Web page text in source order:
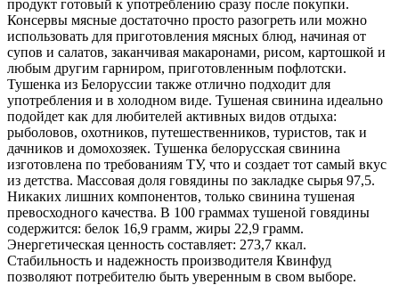
продукт готовый к употреблению сразу после покупки.
Консервы мясные достаточно просто разогреть или можно
использовать для приготовления мясных блюд, начиная от
супов и салатов, заканчивая макаронами, рисом, картошкой и
любым другим гарниром, приготовленным пофлотски.
Тушенка из Белоруссии также отлично подходит для
употребления и в холодном виде. Тушеная свинина идеально
подойдет как для любителей активных видов отдыха:
рыболовов, охотников, путешественников, туристов, так и
дачников и домохозяек. Тушенка белорусская свинина
изготовлена по требованиям ТУ, что и создает тот самый вкус
из детства. Массовая доля говядины по закладке сырья 97,5.
Никаких лишних компонентов, только свинина тушеная
превосходного качества. В 100 граммах тушеной говядины
содержится: белок 16,9 грамм, жиры 22,9 грамм.
Энергетическая ценность составляет: 273,7 ккал.
Стабильность и надежность производителя Квинфуд
позволяют потребителю быть уверенным в свом выборе.